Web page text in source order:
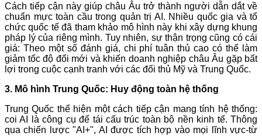
Cách tiếp cận này giúp châu Âu trở thành người dẫn dắt về
chuẩn mực toàn cầu trong quản trị AI. Nhiều quốc gia và tổ
chức quốc tế đã tham khảo mô hình này khi xây dựng khung
pháp lý của riêng mình. Tuy nhiên, sự thận trọng cũng có cái
giá: Theo một số đánh giá, chi phí tuân thủ cao có thể làm
giảm tốc độ đổi mới và khiến doanh nghiệp châu Âu gặp bất
lợi trong cuộc cạnh tranh với các đối thủ Mỹ và Trung Quốc.
3. Mô hình Trung Quốc: Huy động toàn hệ thống
Trung Quốc thể hiện một cách tiếp cận mang tính hệ thống:
coi AI là công cụ để tái cấu trúc toàn bộ nền kinh tế. Thông
qua chiến lược "AI+", AI được tích hợp vào mọi lĩnh vực-từ